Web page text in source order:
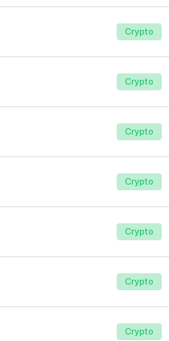
Crypto
Crypto
Crypto
Crypto
Crypto
Crypto
Crypto